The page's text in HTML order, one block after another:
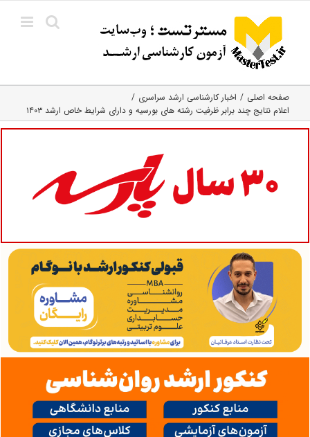
content
صفحه اصلی
اخبار کارشناسی ارشد سراسری
اعلام نتایج چند برابر ظرفیت رشته های بورسیه و دارای شرایط خاص ارشد ۱۴۰۳